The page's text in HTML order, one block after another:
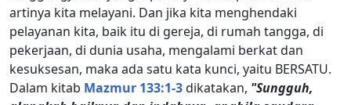
artinya kita melayani. Dan jika kita menghendaki
pelayanan kita, baik itu di gereja, di rumah tangga, di
pekerjaan, di dunia usaha, mengalami berkat dan
kesuksesan, maka ada satu kata kunci, yaitu BERSATU.
Dalam kitab Mazmur 133:1-3dikatakan, "Sungguh,